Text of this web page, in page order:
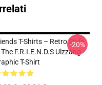
T-Shirts – Retro Style
F.R.I.E.N.D.S Ulzzang
T-Shirt
-20%